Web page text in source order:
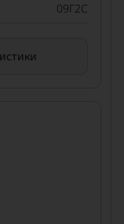
09Г2С